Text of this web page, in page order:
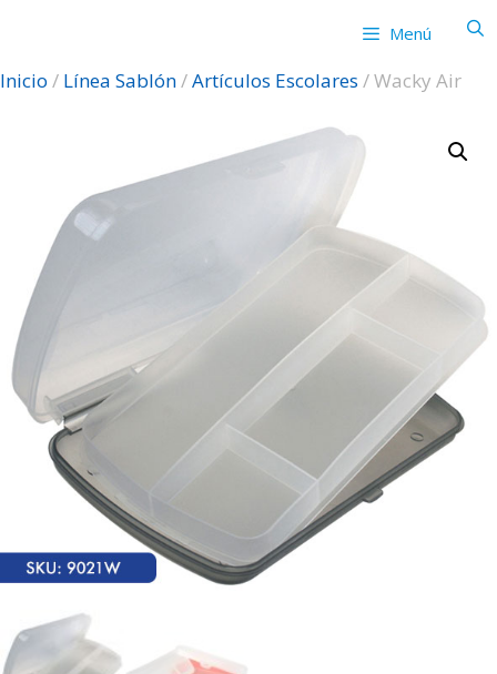
contenido
Menú
Inicio / Línea Sablón/Artículos Escolares / Wacky Air